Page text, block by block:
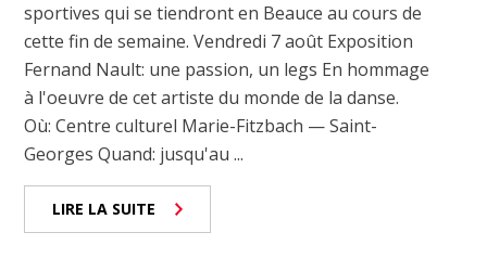
sportives qui se tiendront en Beauce au cours de
cette fin de semaine. Vendredi 7 août Exposition
Fernand Nault: une passion, un legs En hommage
à l'oeuvre de cet artiste du monde de la danse.
Où: Centre culturel Marie-Fitzbach — Saint-
Georges Quand: jusqu'au ...
LIRE LA SUITE